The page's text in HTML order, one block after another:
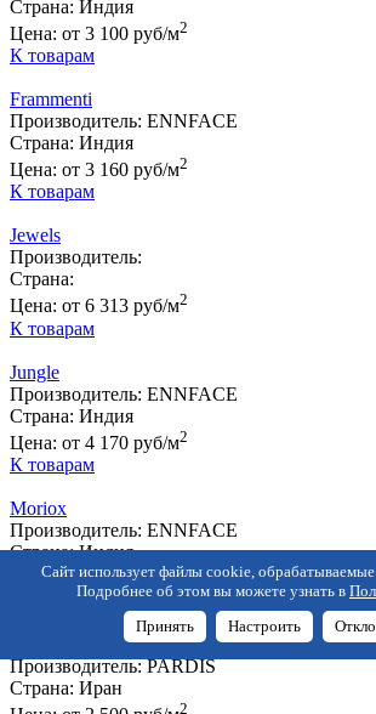
Страна: Индия
Цена: от 3 100 руб/м2
К товарам
Frammenti
Производитель: ENNFACE
Страна: Индия
Цена: от 3 160 руб/м2
К товарам
Jewels
Производитель:
Страна:
Цена: от 6 313 руб/м2
К товарам
Jungle
Производитель: ENNFACE
Страна: Индия
Цена: от 4 170 руб/м2
К товарам
Moriox
Производитель: ENNFACE
Страна:Индия
Цена:от 3 450 руб/м2
К товарам
Производитель:PARDIS
Страна: Иран
2
Сайт использует файлы cookie,
Подробнее об этом вы можете узнать в
Принять Настроить